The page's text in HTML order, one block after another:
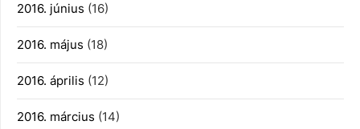
2016. június (16)
2016. május (18)
2016. április (12)
2016. március (14)